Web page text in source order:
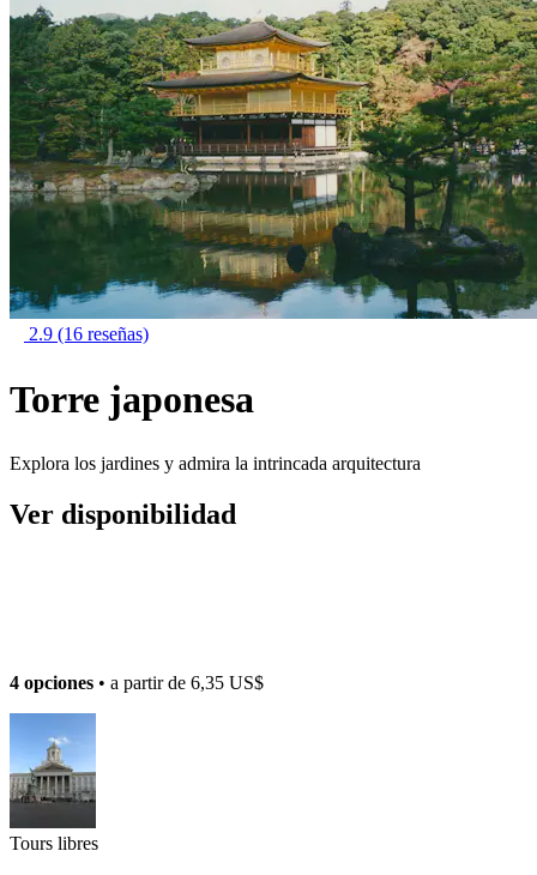
2.9 (16 reseñas)
Torre japonesa
Explora los jardines y admira la intrincada arquitectura
Ver disponibilidad
4 opciones • a partir de 6,35 US$
Tours libres